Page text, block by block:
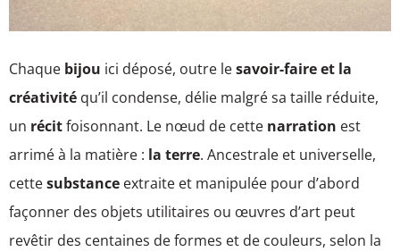
Chaque bijou ici déposé, outre lesavoir-faire et la
créativité qu’il condense, délie malgré sa taille réduite,
un récitfoisonnant. Le nœud de cette narration est
arrimé à la matière : la terre. Ancestrale et universelle,
cettesubstance extraite et manipulée pour d’abord
façonner des objets utilitaires ou œuvres d’art peut
revêtir des centaines de formes et de couleurs, selon la